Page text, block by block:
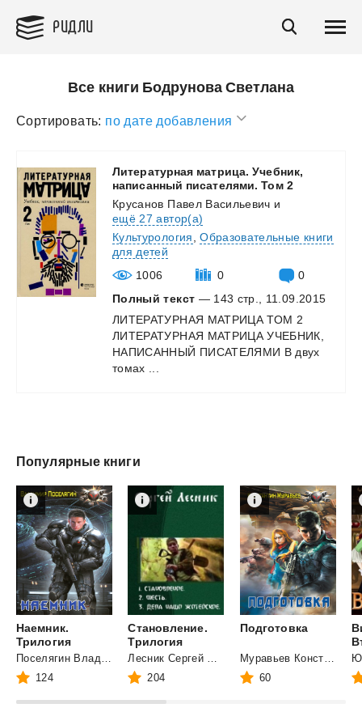
РИДЛИ
Все книги Бодрунова Светлана
Сортировать: по дате добавления
Литературная матрица. Учебник,
написанный писателями. Том 2
Крусанов Павел Васильевич и
ещё 27 автор(а)
Культурология ,Образовательные книги
для детей
1006
0
0
Полный текст — 143 стр., 11.09.2015
ЛИТЕРАТУРНАЯ МАТРИЦА ТОМ 2
ЛИТЕРАТУРНАЯ МАТРИЦА УЧЕБНИК,
НАПИСАННЫЙ ПИСАТЕЛЯМИ В двух
томах ...
Популярные книги
Наемник.
Трилогия
124
Становление.
Трилогия
204
Подготовка
60